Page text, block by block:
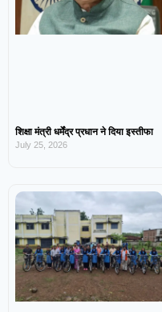
शिक्षा मंत्री धर्मेंद्र प्रधान ने दिया इस्तीफा
July 25, 2026